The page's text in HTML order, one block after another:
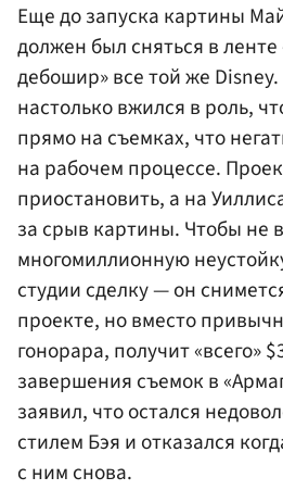
Еще до запуска картины
должен был сняться в
дебошир» все той же
настолько вжился в роль,
прямо на съемках, что
на рабочем процессе.
приостановить, а на
за срыв картины. Чтобы не
многомиллионную
студии сделку — он
проекте, но вместо
гонорара, получит «всего»
завершения съемок в
заявил, что остался
стилем Бэя и отказался
с ним снова.